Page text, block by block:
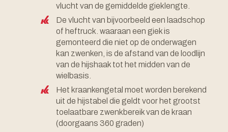
vlucht van de gemiddelde gieklengte.
De vlucht van bijvoorbeeld een laadschop
of heftruck. waaraan een giek is
gemonteerd die niet op de onderwagen
kan zwenken, is de afstand van de loodlijn
van de hijshaak tot het midden van de
wielbasis.
Het kraankengetal moet worden berekend
uit de hijstabel die geldt voor het grootst
toelaatbare zwenkbereik van de kraan
(doorgaans 360 graden)